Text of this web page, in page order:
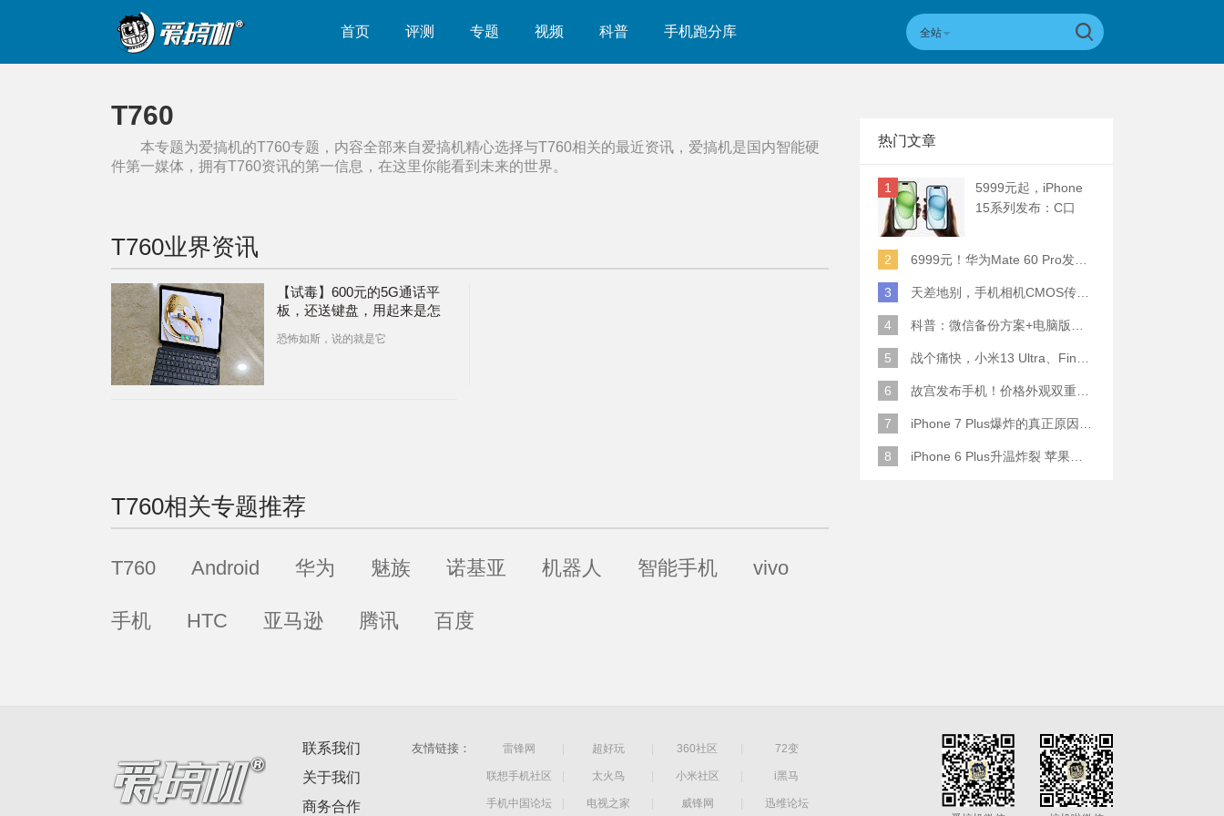
首页 评测 专题 视频 科普 手机跑分库 全站
T760
本专题为爱搞机的T760专题，内容全部来自爱搞机精心选择与T760相关的最近资讯，爱搞机是国内智能硬
件第一媒体，拥有T760资讯的第一信息，在这里你能看到未来的世界。
T760业界资讯
【试毒】600元的5G通话平
板，还送键盘，用起来是怎
W200DS）
恐怖如斯，说的就是它
T760相关专题推荐
T760 Android 华为 魅族 诺基亚 机器人 智能手机 vivo
手机 HTC 亚马逊 腾讯 百度
热门文章
1
5999元起，iPhone
15系列发布：C口
2
6999元！华为Mate 60 Pro发布：麒麟9000S+卫星通话 (附初步跑分)
3 天差地别，手机相机CMOS传感器实际面积对比
4 科普：微信备份方案+电脑版丢失数据恢复指南
5 战个痛快，小米13 Ultra、Find X6 Pro、vivo X90 Pro+、小米12SU拍照横评
6 故宫发布手机！价格外观双重逆天！
7 iPhone 7 Plus爆炸的真正原因原来是这样
8 iPhone 6 Plus升温炸裂 苹果赔了一部全新的
联系我们
关于我们
商务合作
友情链接： 雷锋网 超好玩 360社区 72变
联想手机社区 太火鸟 小米社区 i黑马
手机中国论坛 电视之家 威锋网
迅维论坛